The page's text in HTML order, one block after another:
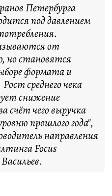
Петербурга
под давлением
от
но становятся
формата и
среднего чека
снижение
счёт чего выручка
прошлого года",
направления
Focus